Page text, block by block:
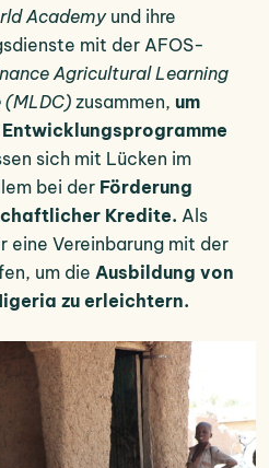
Academy und ihre
mit der AFOS-
Agricultural Learning
(MLDC) zusammen, um
sich mit Lücken im
bei der Förderung
Kredite. Als
eine Vereinbarung mit der
um die Ausbildung von
zu erleichtern.